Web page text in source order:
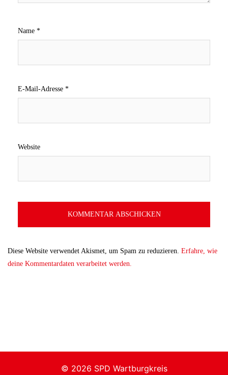
Name *
E-Mail-Adresse *
Website
Diese Website verwendet Akismet, um Spam zu reduzieren. Erfahre, wie
deine Kommentardaten verarbeitet werden.
© 2026 SPD Wartburgkreis